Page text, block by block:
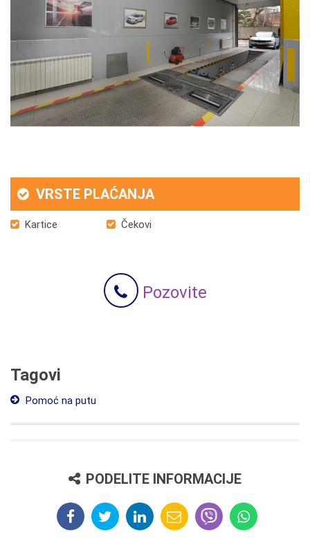
VRSTE PLAĆANJA
Kartice Čekovi
Pozovite
Tagovi
Pomoć na putu
PODELITE INFORMACIJE